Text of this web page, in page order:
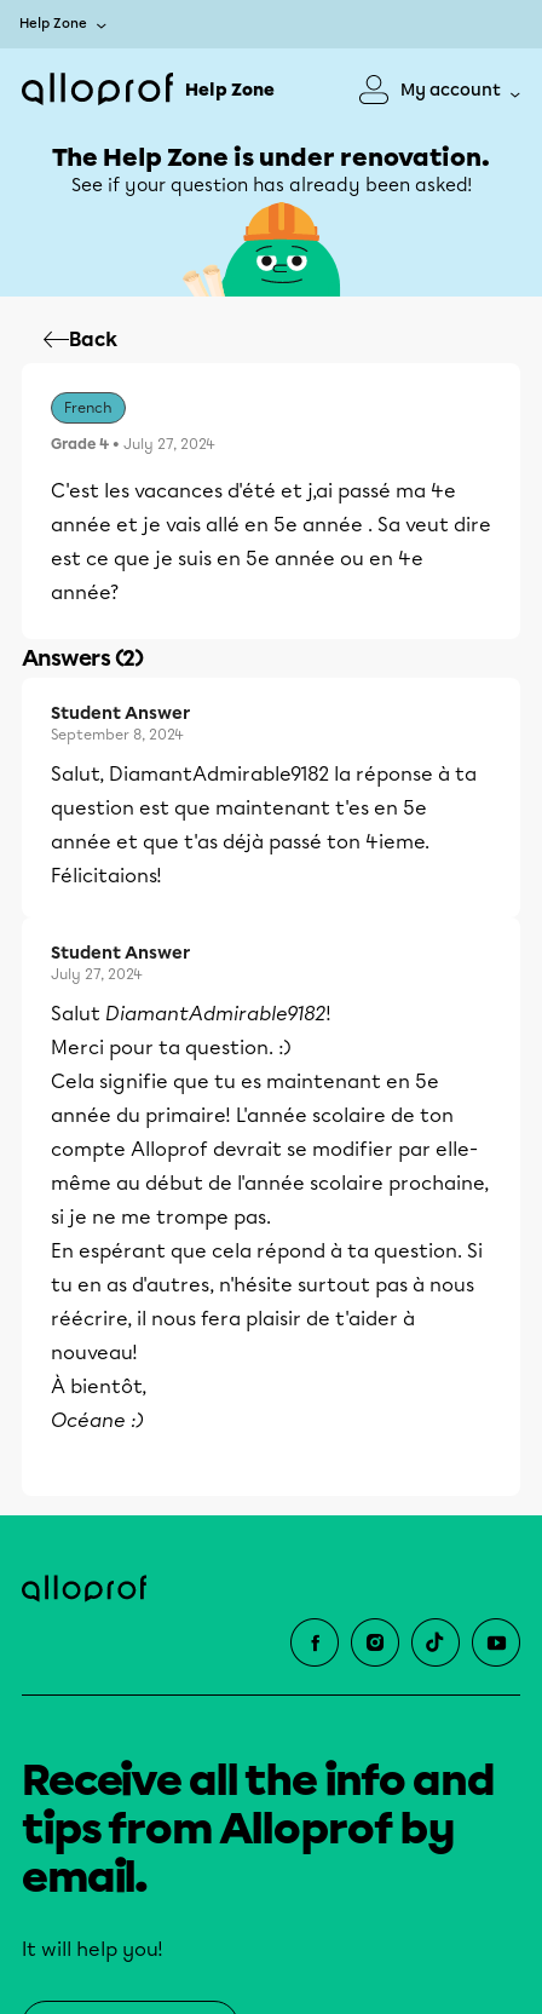
Help Zone
Help Zone My account
The Help Zone is under renovation.
See if your question has already been asked!
Back
French
Grade 4 • July 27, 2024
C'est les vacances d'été et j,ai passé ma 4e
année et je vais allé en 5e année . Sa veut dire
est ce que je suis en 5e année ou en 4e
année?
Answers (2)
Student Answer
September 8, 2024
Salut, DiamantAdmirable9182 la réponse à ta
question est que maintenant t'es en 5e
année et que t'as déjà passé ton 4ieme.
Félicitaions!
Student Answer
July 27, 2024
Salut DiamantAdmirable9182!
Merci pour ta question. :)
Cela signifie que tu es maintenant en 5e
année du primaire! L'année scolaire de ton
compte Alloprof devrait se modifier par elle-
même au début de l'année scolaire prochaine,
si je ne me trompe pas.
En espérant que cela répond à ta question. Si
tu en as d'autres, n'hésite surtout pas à nous
réécrire, il nous fera plaisir de t'aider à
nouveau!
À bientôt,
Océane :)
Receive all the info and
tips from Alloprof by
email.
It will help you!